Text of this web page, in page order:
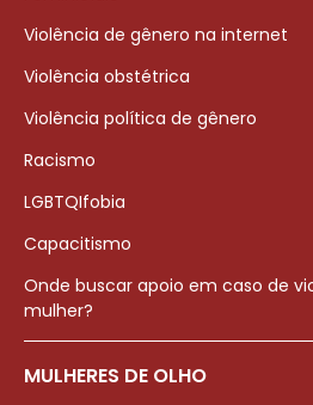
Violência de gênero na internet
Violência obstétrica
Violência política de gênero
Racismo
LGBTQIfobia
Capacitismo
Onde buscar apoio em caso de
mulher?
MULHERES DE OLHO